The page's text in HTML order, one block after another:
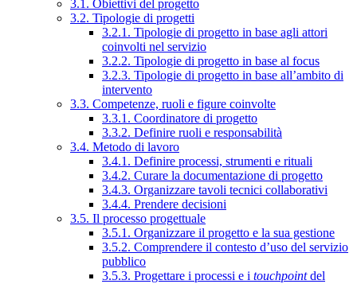
3.1. Obiettivi del progetto
3.2. Tipologie di progetti
3.2.1. Tipologie di progetto in base agli attori
coinvolti nel servizio
3.2.2. Tipologie di progetto in base al focus
3.2.3. Tipologie di progetto in base all’ambito di
intervento
3.3. Competenze, ruoli e figure coinvolte
3.3.1. Coordinatore di progetto
3.3.2. Definire ruoli e responsabilità
3.4. Metodo di lavoro
3.4.1. Definire processi, strumenti e rituali
3.4.2. Curare la documentazione di progetto
3.4.3. Organizzare tavoli tecnici collaborativi
3.4.4. Prendere decisioni
3.5. Il processo progettuale
3.5.1. Organizzare il progetto e la sua gestione
3.5.2. Comprendere il contesto d’uso del servizio
pubblico
3.5.3. Progettare i processi e i touchpointdel